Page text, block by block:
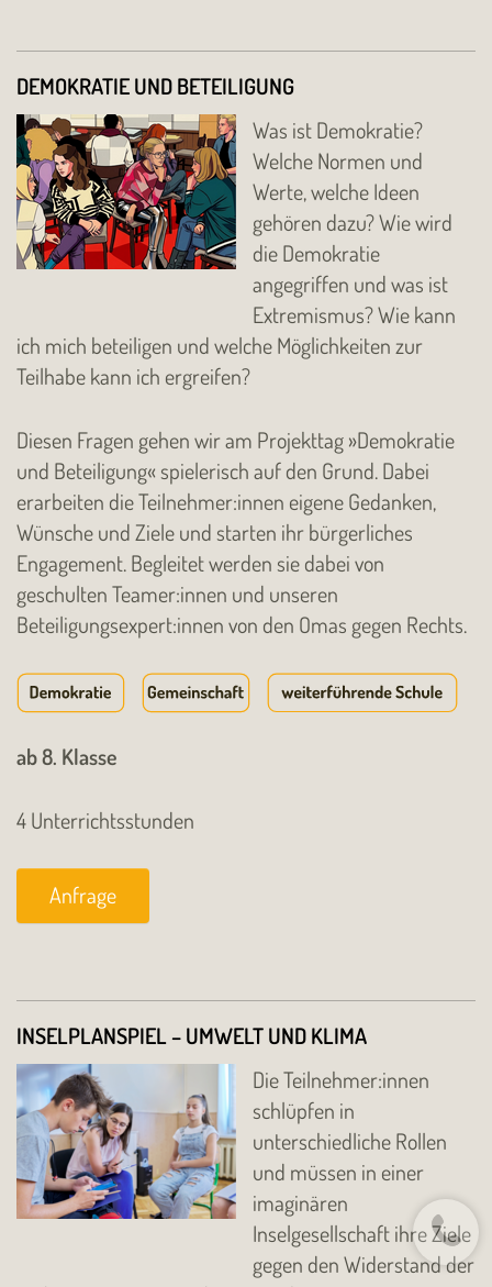
DEMOKRATIE UND BETEILIGUNG
Was ist Demokratie?
Welche Normen und
Werte, welche Ideen
gehören dazu? Wie wird
die Demokratie
angegriffen und was ist
Extremismus? Wie kann
ich mich beteiligen und welche Möglichkeiten zur
Teilhabe kann ich ergreifen?
Diesen Fragen gehen wir am Projekttag »Demokratie
und Beteiligung« spielerisch auf den Grund. Dabei
erarbeiten die Teilnehmer:innen eigene Gedanken,
Wünsche und Ziele und starten ihr bürgerliches
Engagement. Begleitet werden sie dabei von
geschulten Teamer:innen und unseren
Beteiligungsexpert:innen von den Omas gegen Rechts.
ab 8. Klasse
4 Unterrichtsstunden
Anfrage
INSELPLANSPIEL – UMWELT UND KLIMA
Die Teilnehmer:innen
schlüpfen in
unterschiedliche Rollen
und müssen in einer
imaginären
Inselgesellschaft ihre Ziele
gegen den Widerstand der